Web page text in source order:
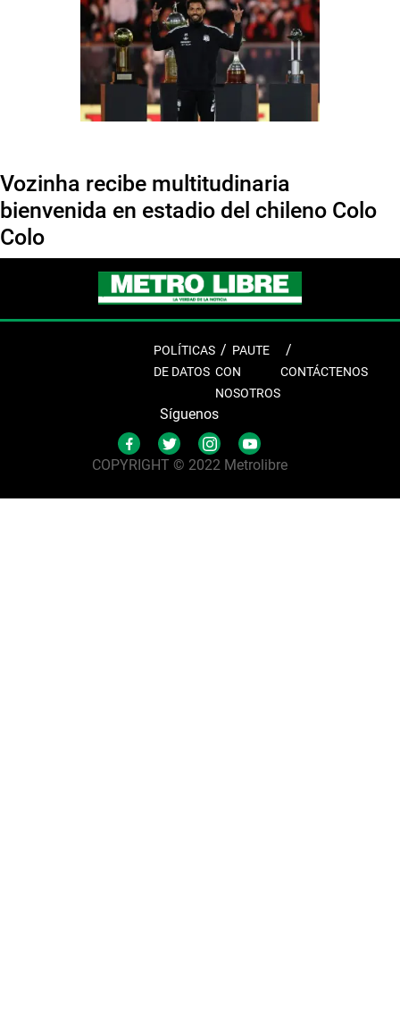
Vozinha recibe multitudinaria
bienvenida en estadio del chileno Colo
Colo
POLÍTICAS
DE DATOS
PAUTE
CON
NOSOTROS
CONTÁCTENOS
Síguenos
COPYRIGHT © 2022 Metrolibre